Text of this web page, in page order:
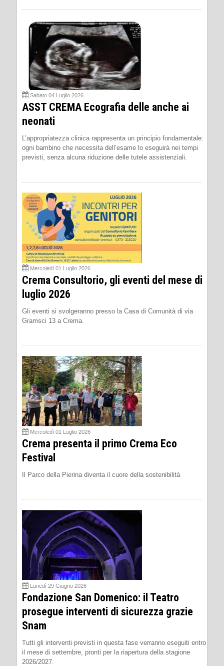
Sabato 04 Luglio 2026
ASST CREMA Ecografia delle anche ai
neonati
L’appropriatezza clinica rappresenta un principio fondamentale:
ogni bambino che necessita dell’esame lo eseguirà nei tempi
previsti, senza alcuna riduzione delle tutele assistenziali.
Mercoledì 01 Luglio 2026
Crema Consultorio, gli eventi del mese di
luglio 2026
Gli eventi si svolgeranno presso la Casa di Comunità di via
Gramsci 13 a Crema.
Mercoledì 01 Luglio 2026
Crema presenta il primo Crema Eco
Festival
Il Parco della Pierina diventa il cuore della sostenibilità
Lunedì 29 Giugno 2026
Fondazione San Domenico: il Teatro
prosegue interventi di sicurezza grazie
Snam
Tutti gli interventi previsti in questa fase verranno eseguiti entro
il mese di settembre, pronti per la riapertura della stagione
2026/2027.